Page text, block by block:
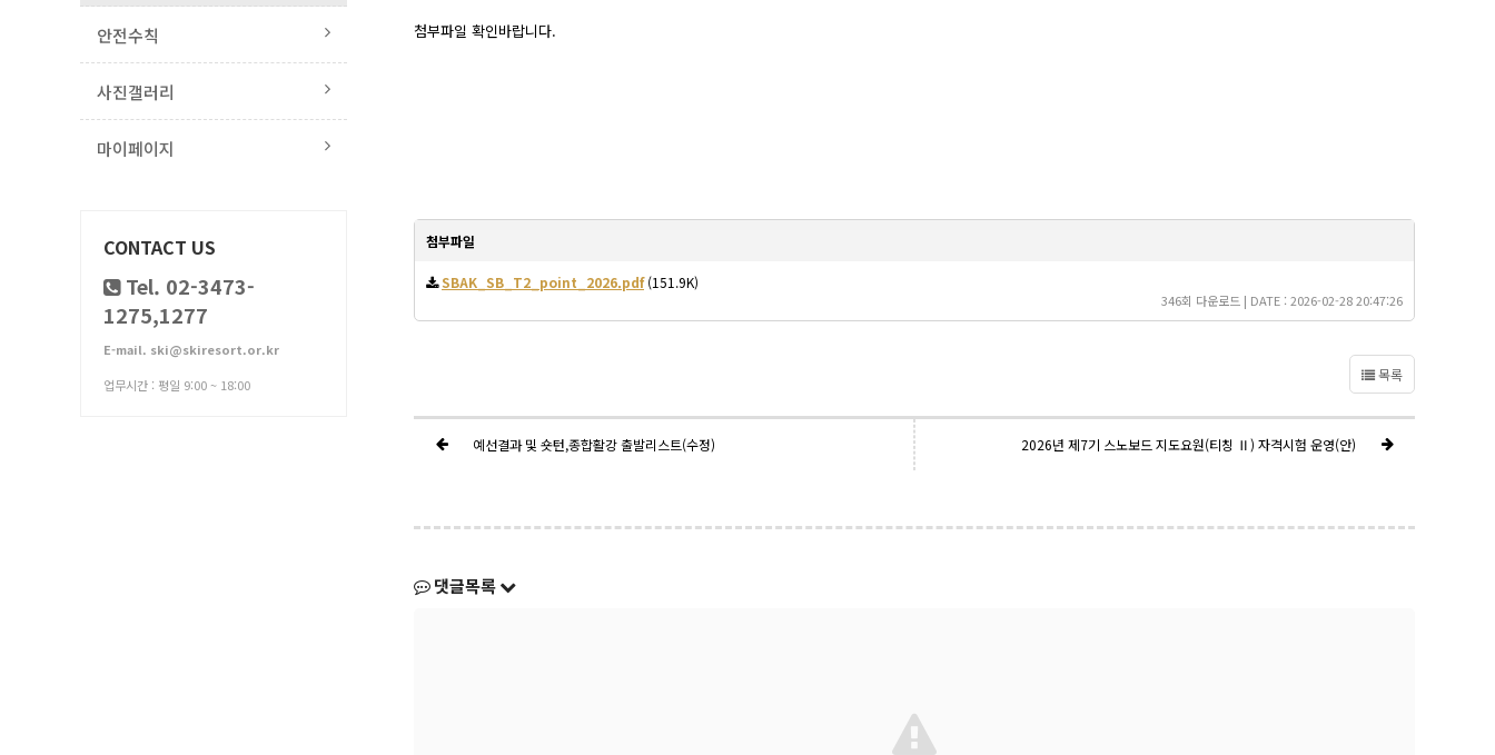
첨부파일 확인바랍니다.
첨부파일
SBAK_SB_T2_point_2026.pdf(151.9K)
346회 다운로드 | DATE : 2026-02-28 20:47:26
목록
예선결과 및 숏턴,종합활강 출발리스트(수정) 2026년 제7기 스노보드 지도요원(티칭 Ⅱ) 자격시험 운영(안)
댓글목록
안전수칙
사진갤러리
마이페이지
CONTACT US
Tel. 02-3473-
1275,1277
E-mail. ski@skiresort.or.kr
업무시간 : 평일 9:00 ~ 18:00